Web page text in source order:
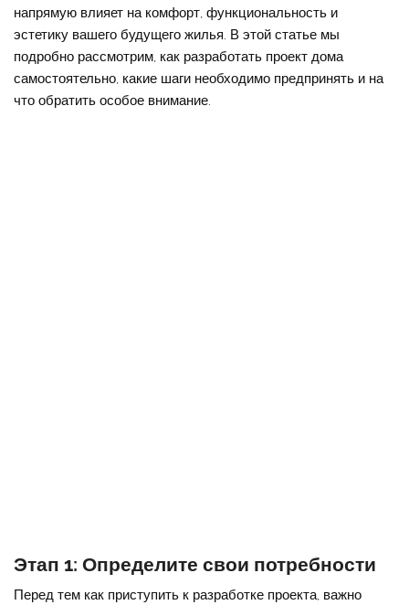
напрямую влияет на комфорт, функциональность и
эстетику вашего будущего жилья. В этой статье мы
подробно рассмотрим, как разработать проект дома
самостоятельно, какие шаги необходимо предпринять и на
что обратить особое внимание.
Этап 1: Определите свои потребности
Перед тем как приступить к разработке проекта, важно